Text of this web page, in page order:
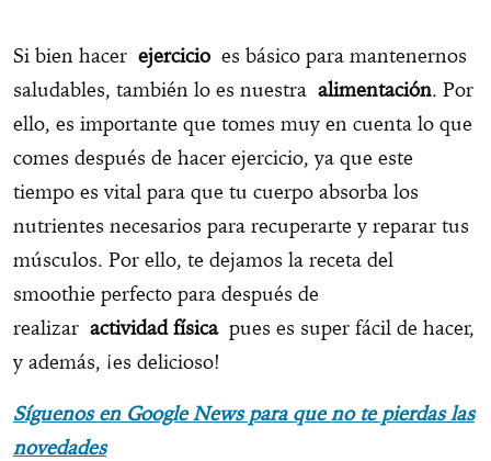
Si bien hacer ejercicio es básico para mantenernos
saludables, también lo es nuestra alimentación. Por
ello, es importante que tomes muy en cuenta lo que
comes después de hacer ejercicio, ya que este
tiempo es vital para que tu cuerpo absorba los
nutrientes necesarios para recuperarte y reparar tus
músculos. Por ello, te dejamos la receta del
smoothie perfecto para después de
realizar actividad físicapues es super fácil de hacer,
y además, ¡es delicioso!
Síguenos en Google News para que no te pierdas las
novedades